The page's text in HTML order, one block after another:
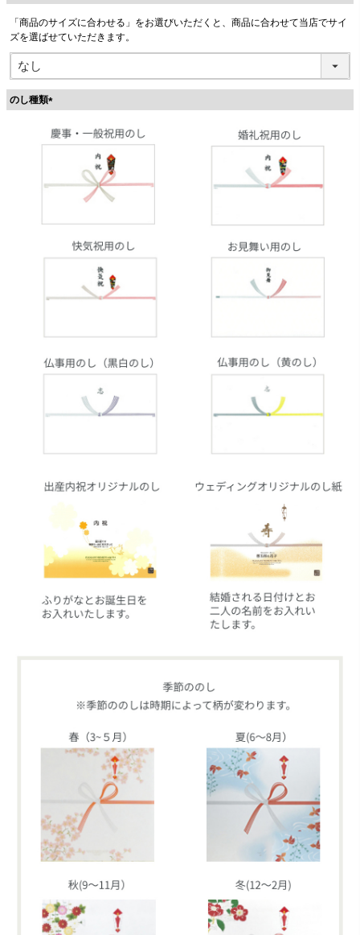
必
須
)
「商品のサイズに合わせる」をお選びいただくと、商品に合わせて当店でサイ
ズを選ばせていただきます。
のし種類
必
須